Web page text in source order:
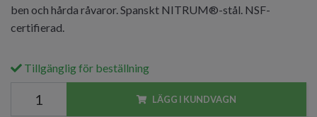
ben och hårda råvaror. Spanskt NITRUM®-stål. NSF-
certifierad.
Tillgänglig för beställning
LÄGG I KUNDVAGN